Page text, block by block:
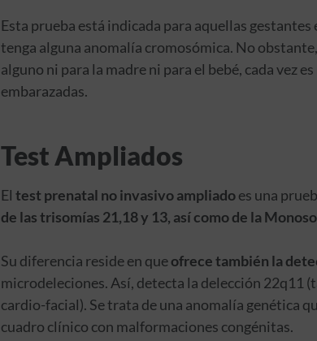
Esta prueba está indicada para aquellas
tenga alguna anomalía cromosómica. No
alguno ni para la madre ni para el bebé, cada vez
embarazadas.
Test Ampliados
El test prenatal no invasivo ampliadoes una
de las trisomías 21,18 y 13, así como de la
Su diferencia reside en queofrece también la
microdeleciones. Así, detecta la delección 22q11
cardio-facial). Se trata de una anomalía genética
cuadro clínico con malformaciones congénitas.